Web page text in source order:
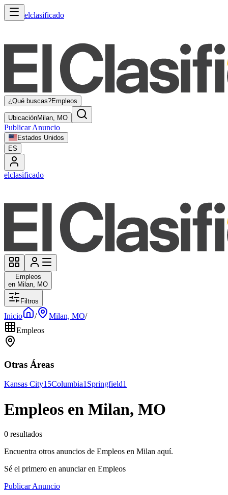
elclasificado
¿Qué buscas?Empleos
UbicaciónMilan, MO
Publicar Anuncio
Estados Unidos
ES
elclasificado
Empleos
en Milan, MO
Filtros
Inicio / Milan, MO/
Empleos
Otras Áreas
Kansas City15Columbia1Springfield1
Empleos en Milan, MO
0 resultados
Encuentra otros anuncios de Empleos en Milan aquí.
Sé el primero en anunciar en Empleos
Publicar Anuncio